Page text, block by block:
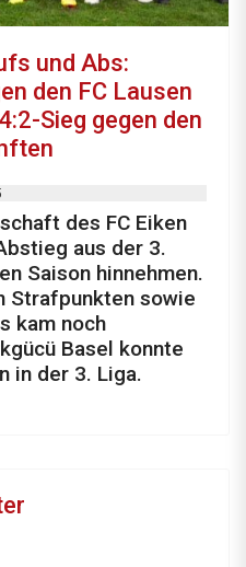
und Abs:
den FC Lausen
Sieg gegen den
des FC Eiken
aus der 3.
Saison hinnehmen.
Strafpunkten sowie
kam noch
Basel konnte
in der 3. Liga.